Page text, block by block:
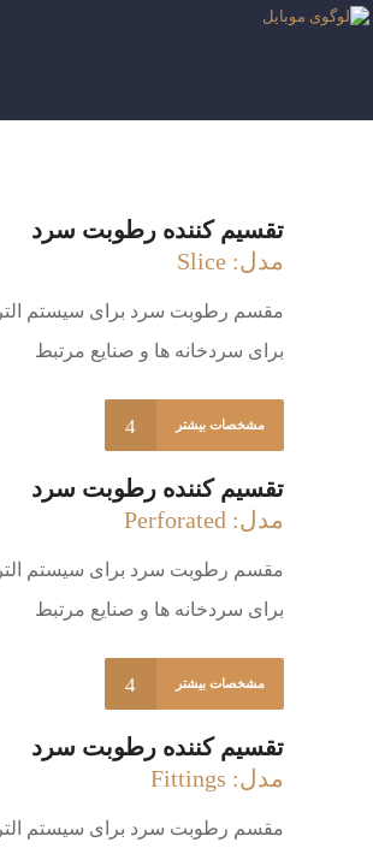
تقسیم کننده رطوبت سرد
مدل: Slice
مقسم رطوبت سرد برای سیستم
برای سردخانه ها و صنایع مرتبط
مشخصات بیشتر
تقسیم کننده رطوبت سرد
مدل: Perforated
مقسم رطوبت سرد برای سیستم
برای سردخانه ها و صنایع مرتبط
مشخصات بیشتر
تقسیم کننده رطوبت سرد
مدل: Fittings
مقسم رطوبت سرد برای سیستم